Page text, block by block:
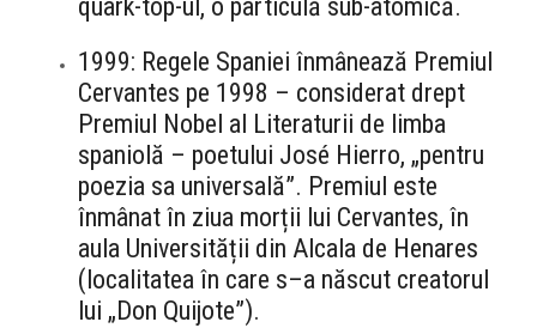
quark-top-ul, o particulă sub-atomică.
1999: Regele Spaniei înmânează Premiul
Cervantes pe 1998 – considerat drept
Premiul Nobel al Literaturii de limba
spaniolă – poetului José Hierro, „pentru
poezia sa universală”. Premiul este
înmânat în ziua morții lui Cervantes, în
aula Universității din Alcala de Henares
(localitatea în care s–a născut creatorul
lui „Don Quijote”).